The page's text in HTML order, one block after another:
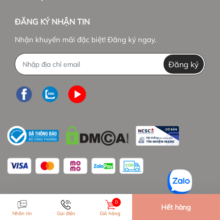
ĐĂNG KÝ NHẬN TIN
Nhận khuyến mãi đặc biệt! Đăng ký ngay.
Đăng ký
Nhắn tin Gọi điện
0
Giỏ hàng
Hết hàng